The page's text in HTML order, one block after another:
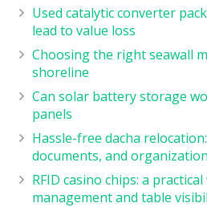
Used catalytic converter
lead to value loss
Choosing the right seawall
shoreline
Can solar battery storage
panels
Hassle-free dacha
documents, and organization
RFID casino chips: a
management and table